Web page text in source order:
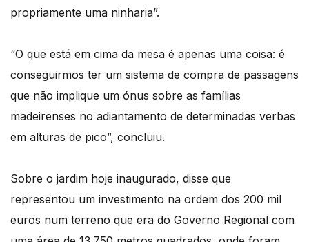
propriamente uma ninharia”.
“O que está em cima da mesa é apenas uma coisa: é
conseguirmos ter um sistema de compra de passagens
que não implique um ónus sobre as famílias
madeirenses no adiantamento de determinadas verbas
em alturas de pico”, concluiu.
Sobre o jardim hoje inaugurado, disse que
representou um investimento na ordem dos 200 mil
euros num terreno que era do Governo Regional com